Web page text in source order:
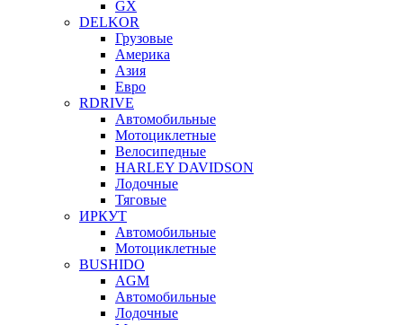
GX
DELKOR
Грузовые
Америка
Азия
Евро
RDRIVE
Автомобильные
Мотоциклетные
Велосипедные
HARLEY DAVIDSON
Лодочные
Тяговые
ИРКУТ
Автомобильные
Мотоциклетные
BUSHIDO
AGM
Автомобильные
Лодочные